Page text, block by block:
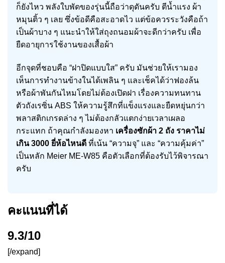
ก็ยังไหว พลังใบพัดของรุ่นนี้ถือว่าดุดันครับ ตีน้ำแรง ผ้า
หมุนติ้ว ๆ เลย ซึ่งข้อดีคือสะอาดไว แต่ข้อควรระวังคือถ้า
เป็นผ้าบาง ๆ แนะนำให้ใส่ถุงถนอมผ้าจะดีกว่าครับ เพื่อ
ยืดอายุการใช้งานของเสื้อผ้า
อีกจุดที่ชอบคือ “ฝาปิดแบบใส” ครับ มันช่วยให้เรามอง
เห็นการทำงานข้างในได้เพลิน ๆ และเช็คได้ว่าฟองล้น
หรือผ้าพันกันไหมโดยไม่ต้องเปิดฝา เรื่องความทนทาน
ตัวถังเรซิ่น ABS ให้ความรู้สึกที่แข็งแรงและยืดหยุ่นกว่า
พลาสติกเกรดล่าง ๆ ไม่ต้องกลัวแตกง่ายเวลาเผลอ
กระแทก ถ้าคุณกำลังมองหา เครื่องซักผ้า 2 ถัง ราคาไม่
เกิน 3000 ยี่ห้อไหนดี ที่เน้น “ความจุ” และ “ความคุ้มค่า”
เป็นหลัก Meier ME-W85 คือตัวเลือกที่ต้องรับไว้พิจารณา
ครับ
คะแนนที่ได้
9.3/10
[/expand]